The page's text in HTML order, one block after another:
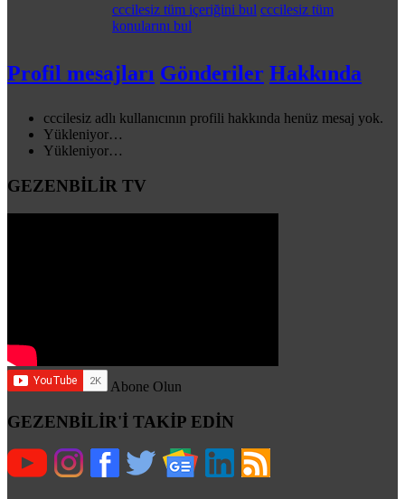
cccilesiz tüm içeriğini bul cccilesiz tüm
konularını bul
Profil mesajları Gönderiler Hakkında
cccilesiz adlı kullanıcının profili hakkında henüz mesaj yok.
Yükleniyor…
Yükleniyor…
GEZENBİLİR TV
Abone Olun
GEZENBİLİR'İ TAKİP EDİN